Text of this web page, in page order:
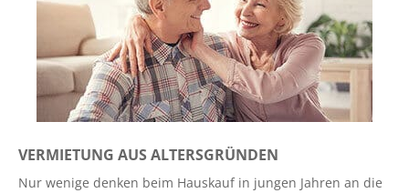
VERMIETUNG AUS ALTERSGRÜNDEN
Nur wenige denken beim Hauskauf in jungen Jahren an die